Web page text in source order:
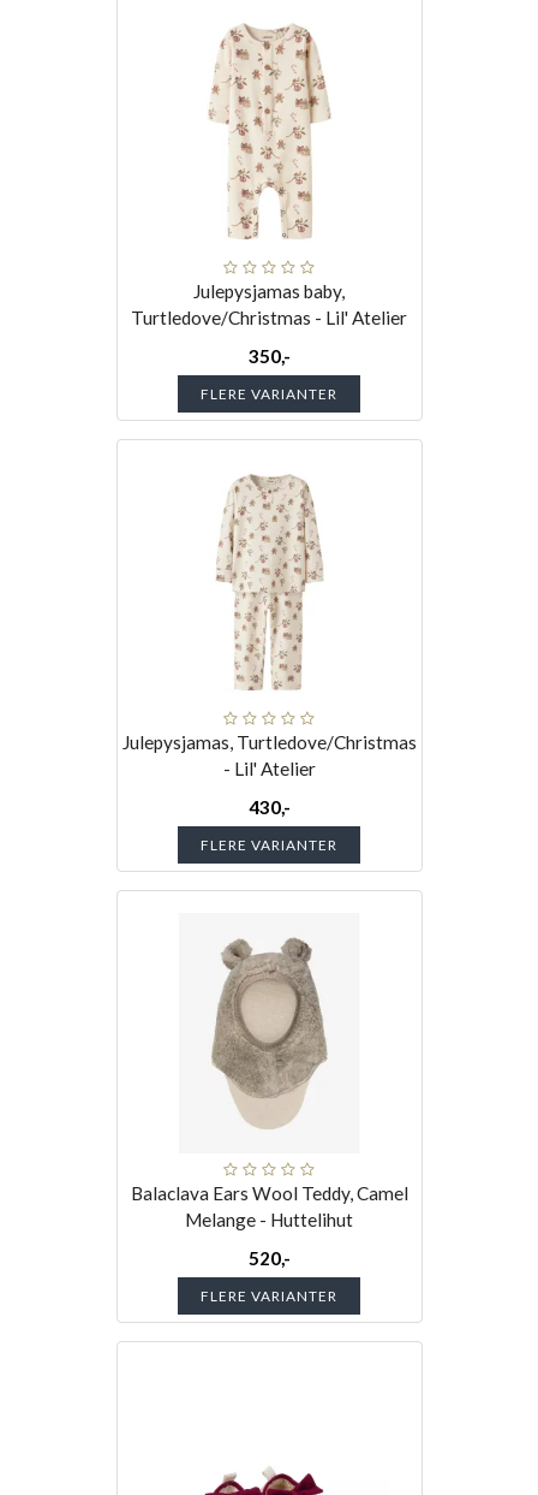
Julepysjamas baby,
Turtledove/Christmas - Lil' Atelier
350,-
FLERE VARIANTER
Julepysjamas, Turtledove/Christmas
- Lil' Atelier
430,-
FLERE VARIANTER
Balaclava Ears Wool Teddy, Camel
Melange - Huttelihut
520,-
FLERE VARIANTER